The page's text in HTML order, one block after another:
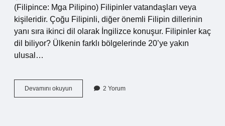
(Filipince: Mga Pilipino) Filipinler vatandaşları veya
kişileridir. Çoğu Filipinli, diğer önemli Filipin dillerinin
yanı sıra ikinci dil olarak İngilizce konuşur. Filipinler kaç
dil biliyor? Ülkenin farklı bölgelerinde 20’ye yakın
ulusal…
Devamını okuyun Türkiyede
Kaç
2 Yorum